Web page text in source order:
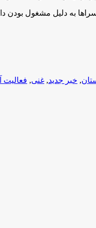
دارند، افزود: این پژوهش سراها
, خبر جدید, غنی, فعالیت